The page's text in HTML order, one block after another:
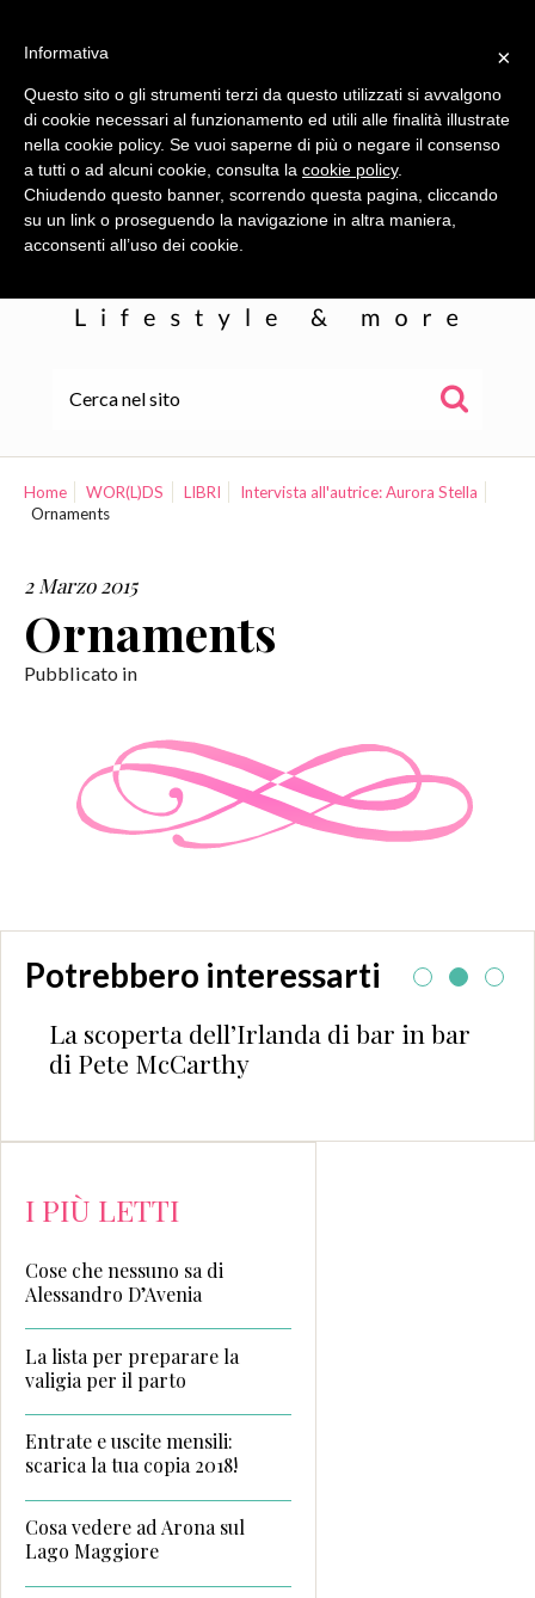
COLLABORAZIONI
Home WOR(L)DS LIBRI
Intervista all'autrice: Aurora Stella
Ornaments
2 Marzo 2015
Ornaments
Pubblicato in
Potrebbero interessarti
La scoperta dell’Irlanda di bar in bar
di Pete McCarthy
I PIÙ LETTI
Cose che nessuno sa di
Alessandro D’Avenia
La lista per preparare la
valigia per il parto
Entrate e uscite mensili:
scarica la tua copia 2018!
Cosa vedere ad Arona sul
Lago Maggiore
×
Informativa
Questo sito o gli strumenti terzi da questo utilizzati si avvalgono
di cookie necessari al funzionamento ed utili alle finalità illustrate
nella cookie policy. Se vuoi saperne di più o negare il consenso
a tutti o ad alcuni cookie, consulta la cookie policy.
Chiudendo questo banner, scorrendo questa pagina, cliccando
su un link o proseguendo la navigazione in altra maniera,
acconsenti all’uso dei cookie.